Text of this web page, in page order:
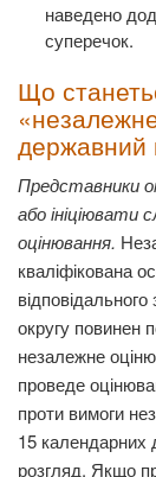
наведено
суперечок.
Що
державний
Представники
або ініціювати
оцінювання.
кваліфікована
округу повинен
незалежне
проведе
проти вимоги
15 календарних
розгляд. Якщо